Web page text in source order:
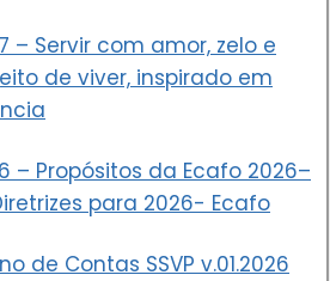
– Servir com amor, zelo e
de viver, inspirado em
– Propósitos da Ecafo 2026–
para 2026- Ecafo
de Contas SSVP v.01.2026